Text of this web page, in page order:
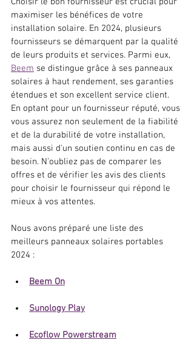
maximiser les bénéfices de votre
installation solaire. En 2024, plusieurs
fournisseurs se démarquent par la qualité
de leurs produits et services. Parmi eux,
Beem se distingue grâce à ses panneaux
solaires à haut rendement, ses garanties
étendues et son excellent service client.
En optant pour un fournisseur réputé, vous
vous assurez non seulement de la fiabilité
et de la durabilité de votre installation,
mais aussi d'un soutien continu en cas de
besoin. N'oubliez pas de comparer les
offres et de vérifier les avis des clients
pour choisir le fournisseur qui répond le
mieux à vos attentes.
Nous avons préparé une liste des
meilleurs panneaux solaires portables
2024 :
Beem On
Sunology Play
Ecoflow Powerstream